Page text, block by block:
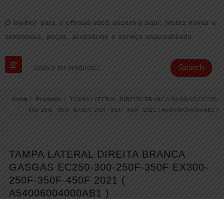
content
O melhor para o offroad você encontra aqui: Motos novas e
seminovas, peças, acessórios e serviço especializado.
Search
Home Produtos
TAMPA LATERAL DIREITA BRANCA GASGAS EC250-
300-250F-350F EX300-250F-350F-450F 2021 ( A54006004000AB1 )
TAMPA LATERAL DIREITA BRANCA
GASGAS EC250-300-250F-350F EX300-
250F-350F-450F 2021 (
A54006004000AB1 )